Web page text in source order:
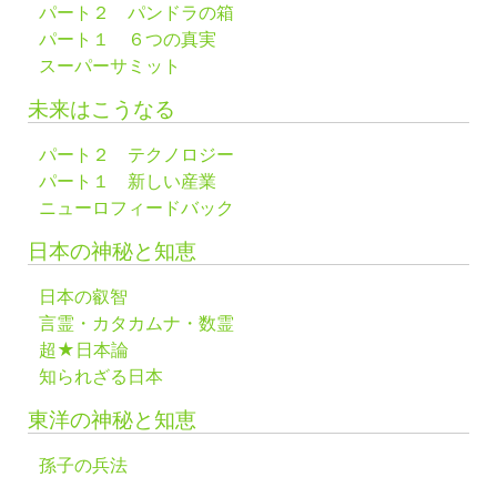
パート２ パンドラの箱
パート１ ６つの真実
スーパーサミット
未来はこうなる
パート２ テクノロジー
パート１ 新しい産業
ニューロフィードバック
日本の神秘と知恵
日本の叡智
言霊・カタカムナ・数霊
超★日本論
知られざる日本
東洋の神秘と知恵
孫子の兵法